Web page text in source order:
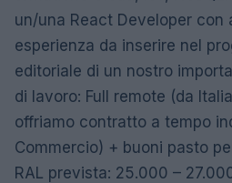
un/una React Developer con
esperienza da inserire nel
editoriale di un nostro
di lavoro: Full remote (da
offriamo contratto a tempo
Commercio) + buoni pasto
RAL prevista: 25.000 –